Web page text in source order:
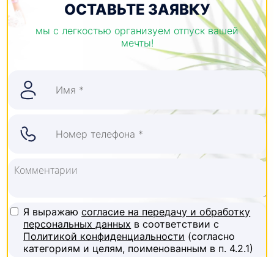
ОСТАВЬТЕ ЗАЯВКУ
мы с легкостью организуем отпуск вашей
мечты!
Я выражаюсогласие на передачу и обработку
персональных данных в соответствии с
Политикой конфиденциальности (согласно
категориям и целям, поименованным в п. 4.2.1)